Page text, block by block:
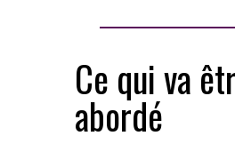
Ce qui va
abordé